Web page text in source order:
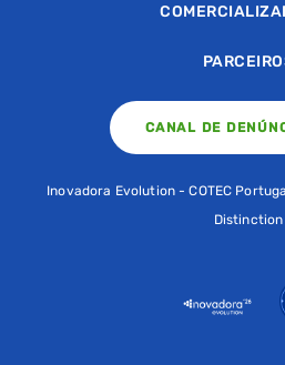
CANAL DE
Inovadora Evolution - COTEC
Distinction